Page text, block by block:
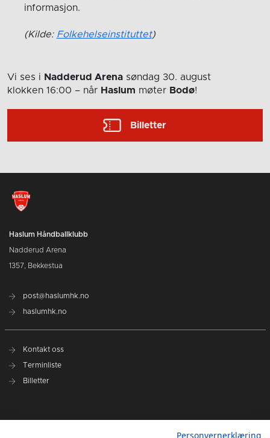
informasjon.
(Kilde: Folkehelseinstituttet)
Vi ses i Nadderud Arena søndag 30. august
klokken 16:00 – når Haslum møter Bodø!
Billetter
Haslum Håndballklubb
Nadderud Arena
1357, Bekkestua
post@haslumhk.no
haslumhk.no
Kontakt oss
Terminliste
Billetter
Personvernerklæring